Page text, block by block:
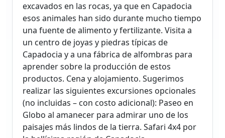
excavados en las rocas, ya que en Capadocia
esos animales han sido durante mucho tiempo
una fuente de alimento y fertilizante. Visita a
un centro de joyas y piedras típicas de
Capadocia y a una fábrica de alfombras para
aprender sobre la producción de estos
productos. Cena y alojamiento. Sugerimos
realizar las siguientes excursiones opcionales
(no incluidas – con costo adicional): Paseo en
Globo al amanecer para admirar uno de los
paisajes más lindos de la tierra. Safari 4x4 por